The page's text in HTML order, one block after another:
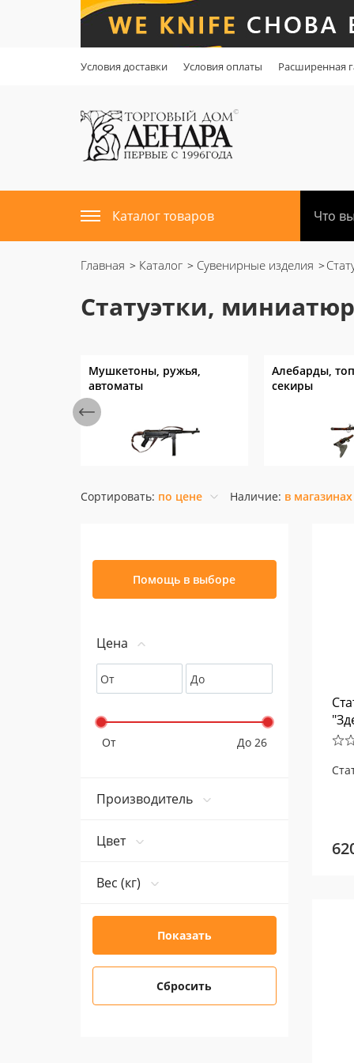
Условия доставки Условия оплаты Расширенная
Каталог товаров
Главная Каталог Сувенирные изделия
Статуэтки,
Мушкетоны, ружья,
автоматы
Алебарды,
секиры
Сортировать: по цене Наличие: в
Помощь в выборе
Цена
От До
От До 26
Производитель
Цвет
Вес (кг)